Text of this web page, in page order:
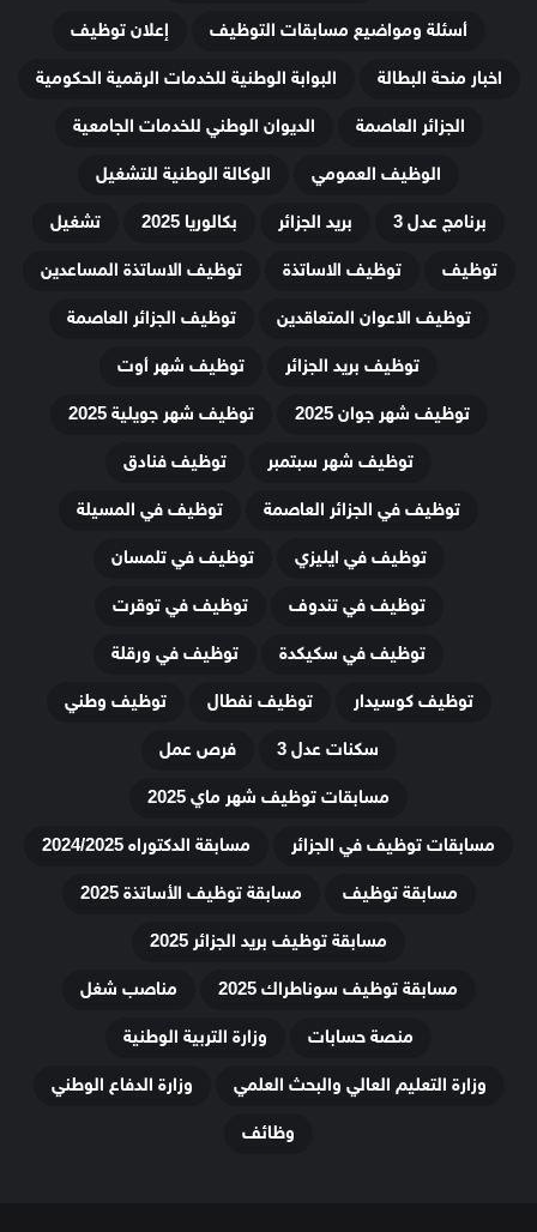
أسئلة ومواضيع مسابقات التوظيف
إعلان توظيف
اخبار منحة البطالة
البوابة الوطنية للخدمات الرقمية الحكومية
الجزائر العاصمة
الديوان الوطني للخدمات الجامعية
الوظيف العمومي
الوكالة الوطنية للتشغيل
برنامج عدل 3
بريد الجزائر بكالوريا 2025
تشغيل
توظيف
توظيف الاساتذة
توظيف الاساتذة المساعدين
توظيف الاعوان المتعاقدين
توظيف الجزائر العاصمة
توظيف بريد الجزائر
توظيف شهر أوت
توظيف شهر جوان 2025
توظيف شهر جويلية 2025
توظيف شهر سبتمبر
توظيف فنادق
توظيف في الجزائر العاصمة
توظيف في المسيلة
توظيف في ايليزي
توظيف في تلمسان
توظيف في تندوف
توظيف في توقرت
توظيف في سكيكدة
توظيف في ورقلة
توظيف كوسيدار
توظيف نفطال
توظيف وطني
سكنات عدل 3
فرص عمل
مسابقات توظيف شهر ماي 2025
مسابقات توظيف في الجزائر
مسابقة الدكتوراه 2024/2025
مسابقة توظيف
مسابقة توظيف الأساتذة 2025
مسابقة توظيف بريد الجزائر 2025
مسابقة توظيف سوناطراك 2025
مناصب شغل
منصة حسابات
وزارة التربية الوطنية
وزارة التعليم العالي والبحث العلمي
وزارة الدفاع الوطني
وظائف